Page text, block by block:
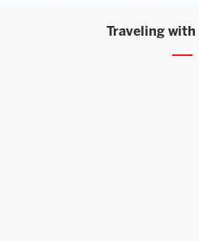
Traveling with